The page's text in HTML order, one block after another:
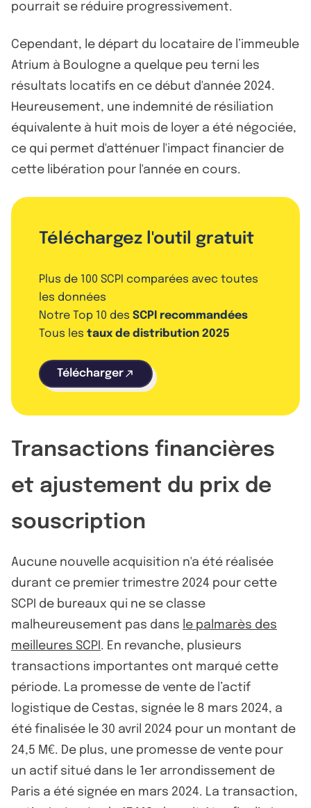
pourrait se réduire progressivement.
Cependant, le départ du locataire de l’immeuble
Atrium à Boulogne a quelque peu terni les
résultats locatifs en ce début d'année 2024.
Heureusement, une indemnité de résiliation
équivalente à huit mois de loyer a été négociée,
ce qui permet d'atténuer l'impact financier de
cette libération pour l'année en cours.
Téléchargez l'outil gratuit
Plus de 100 SCPI comparées avec toutes
les données
Notre Top 10 des SCPI recommandées
Tous les taux de distribution 2025
Télécharger
Transactions financières
et ajustement du prix de
souscription
Aucune nouvelle acquisition n'a été réalisée
durant ce premier trimestre 2024 pour cette
SCPI de bureaux qui ne se classe
malheureusement pas dans le palmarès des
meilleures SCPI . En revanche, plusieurs
transactions importantes ont marqué cette
période. La promesse de vente de l’actif
logistique de Cestas, signée le 8 mars 2024, a
été finalisée le 30 avril 2024 pour un montant de
24,5 M€. De plus, une promesse de vente pour
un actif situé dans le 1er arrondissement de
Paris a été signée en mars 2024. La transaction,